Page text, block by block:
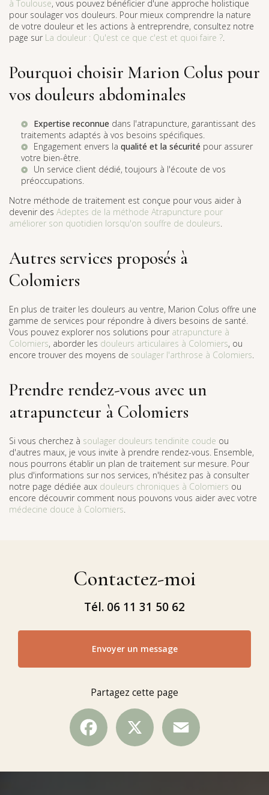
à Toulouse, vous pouvez bénéficier d'une approche holistique
pour soulager vos douleurs. Pour mieux comprendre la nature
de votre douleur et les actions à entreprendre, consultez notre
page sur La douleur : Qu'est ce que c'est et quoi faire ?.
Pourquoi choisir Marion Colus pour
vos douleurs abdominales
Expertise reconnue dans l'atrapuncture, garantissant des
traitements adaptés à vos besoins spécifiques.
Engagement envers la qualité et la sécurité pour assurer
votre bien-être.
Un service client dédié, toujours à l'écoute de vos
préoccupations.
Notre méthode de traitement est conçue pour vous aider à
devenir des Adeptes de la méthode Atrapuncture pour
améliorer son quotidien lorsqu'on souffre de douleurs.
Autres services proposés à
Colomiers
En plus de traiter les douleurs au ventre, Marion Colus offre une
gamme de services pour répondre à divers besoins de santé.
Vous pouvez explorer nos solutions pour atrapuncture à
Colomiers, aborder les douleurs articulaires à Colomiers, ou
encore trouver des moyens de soulager l'arthrose à Colomiers.
Prendre rendez-vous avec un
atrapuncteur à Colomiers
Si vous cherchez à soulager douleurs tendinite coude ou
d'autres maux, je vous invite à prendre rendez-vous. Ensemble,
nous pourrons établir un plan de traitement sur mesure. Pour
plus d'informations sur nos services, n'hésitez pas à consulter
notre page dédiée aux douleurs chroniques à Colomiers ou
encore découvrir comment nous pouvons vous aider avec votre
médecine douce à Colomiers.
Contactez-moi
Tél. 06 11 31 50 62
Envoyer un message
Partagez cette page
Facebook